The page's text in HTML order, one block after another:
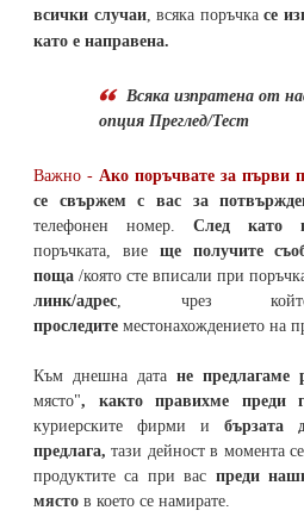
всички случаи, всяка поръчка се
като е направена.
Всяка изпратена от
опция Преглед/Тест
Важно - Ако поръчвате за първи
се свържем с вас за
телефонен номер. След като
поръчката, вие ще получите
поща /която сте вписали при
линк/адрес, чрез
проследите местонахождението на
Към днешна дата не предлагаме
място", както правихме преди
куриерските фирми и бързата
предлага, тази дейност в момента
продуктите са при вас преди
място в което се намирате.